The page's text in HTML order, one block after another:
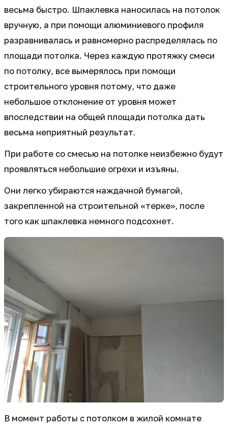
весьма быстро. Шпаклевка наносилась на потолок
вручную, а при помощи алюминиевого профиля
разравнивалась и равномерно распределялась по
площади потолка. Через каждую протяжку смеси
по потолку, все вымерялось при помощи
строительного уровня потому, что даже
небольшое отклонение от уровня может
впоследствии на общей площади потолка дать
весьма неприятный результат.
При работе со смесью на потолке неизбежно будут
проявляться небольшие огрехи и изъяны.
Они легко убираются наждачной бумагой,
закрепленной на строительной «терке», после
того как шпаклевка немного подсохнет.
В момент работы с потолком в жилой комнате